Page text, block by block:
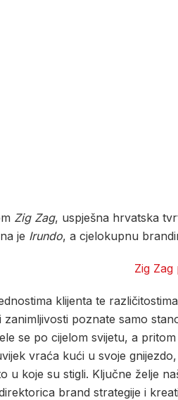
Zig Zag, uspješna hrvatska
je Irundo, a cjelokupnu
klijenta te
poznate samo
se po cijelom svijetu, a
vraća kući u svoje
u koje su stigli. Ključne želje
brand strategije i